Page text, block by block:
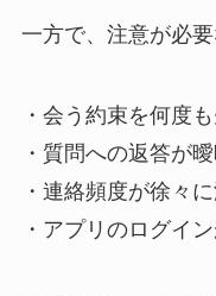
一方で、注意が必
・会う約束を何度
・質問への返答が
・連絡頻度が徐々
・アプリのログイ